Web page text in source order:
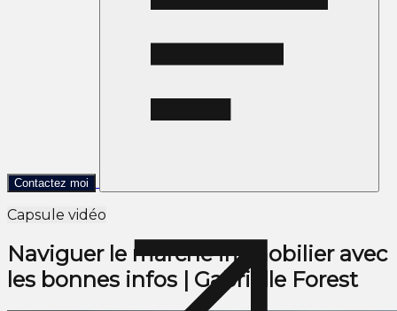
Contactez moi
Capsule vidéo
Naviguer le marché immobilier avec
les bonnes infos | Gabrielle Forest